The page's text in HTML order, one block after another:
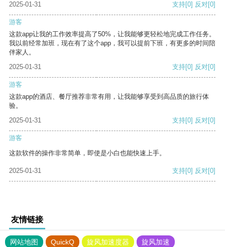
2025-01-31 支持[0] 反对[0]
游客
这款app让我的工作效率提高了50%，让我能够更轻松地完成工作任务。
我以前经常加班，现在有了这个app，我可以提前下班，有更多的时间陪
伴家人。
2025-01-31
支持[0] 反对[0]
游客
这款app的酒店、餐厅推荐非常有用，让我能够享受到高品质的旅行体
验。
2025-01-31
支持[0] 反对[0]
游客
这款软件的操作非常简单，即使是小白也能快速上手。
2025-01-31 支持[0] 反对[0]
友情链接
网站地图 QuickQ 旋风加速度器
旋风加速